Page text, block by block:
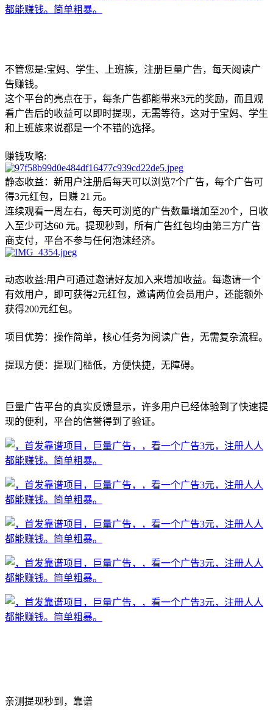
不管您是:宝妈、学生、上班族，注册巨量广告，每天阅读广
告赚钱。
这个平台的亮点在于，每条广告都能带来3元的奖励，而且观
看广告后的收益可以即时提现，无需等待，这对于宝妈、学生
和上班族来说都是一个不错的选择。
赚钱攻略:
静态收益：新用户注册后每天可以浏览7个广告，每个广告可
得3元红包，日赚 21 元。
连续观看一周左右，每天可浏览的广告数量增加至20个，日收
入至少可达60 元。提现秒到，所有广告红包均由第三方广告
商支付，平台不参与任何泡沫经济。
动态收益:用户可通过邀请好友加入来增加收益。每邀请一个
有效用户，即可获得2元红包，邀请两位会员用户，还能额外
获得200元红包。
项目优势：操作简单，核心任务为阅读广告，无需复杂流程。
提现方便：提现门槛低，方便快捷，无障碍。
巨量广告平台的真实反馈显示，许多用户已经体验到了快速提
现的便利，平台的信誉得到了验证。
亲测提现秒到，靠谱